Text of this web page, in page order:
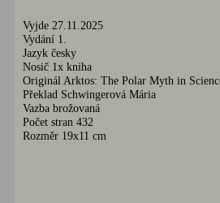
Vyjde 27.11.2025
Vydání 1.
Jazyk česky
Nosič 1x kniha
Originál Arktos: The Polar Myth in
Překlad Schwingerová Mária
Vazba brožovaná
Počet stran 432
Rozměr 19x11 cm